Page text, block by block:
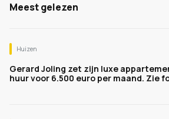
Meest gelezen
Huizen
Gerard Joling zet zijn luxe
huur voor 6.500 euro per maand. Zie